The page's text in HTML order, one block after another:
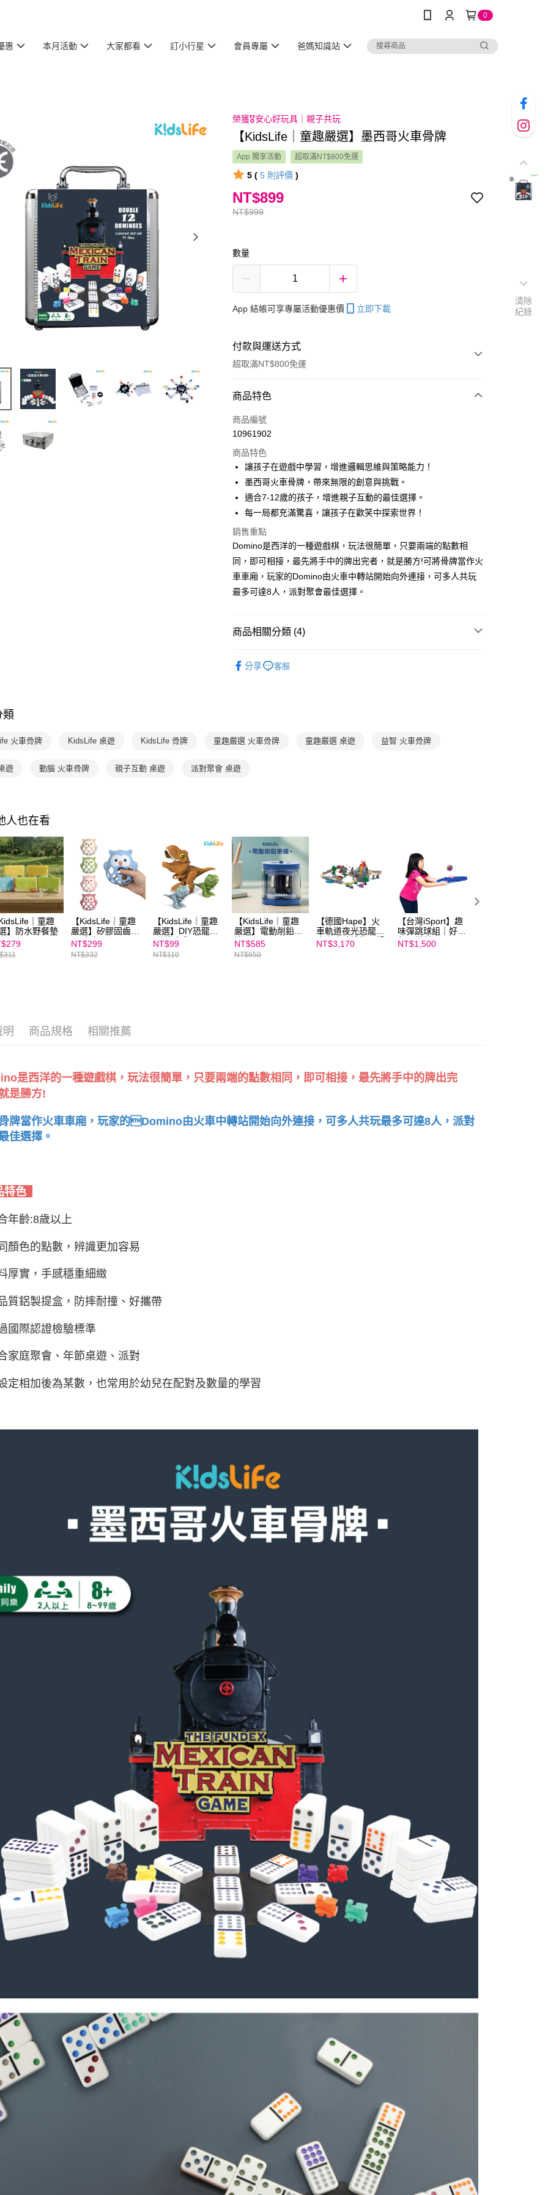
0
惠 本月活動 大家都看 訂小行星 會員專屬 爸媽知識站
榮獲🎖️安心好玩具｜親子共玩
【KidsLife｜童趣嚴選】墨西哥火車骨牌
App 獨享活動 超取滿NT$800免運
5 ( 5 則評價 )
NT$999
NT$899
數量
App 結帳可享專屬活動優惠價 立即下載
付款與運送方式
超取滿NT$800免運
付款方式
信用卡一次付款
Apple Pay
大哥付你分期
相關說明
【大哥付你分期使用說明】
2.付款方式選擇「大哥付你分期」，訂單成立後會自動跳轉到大哥付的交易
流程，驗證手機門號後，選擇欲分期的期數、繳款截止日，確認付款後即
完成交易。
3.實際核准額度、可分期數及費用金額請依後續交易確認頁面所載為準。
4.訂單成立30分鐘內，如未前往確認交易或遇審核未通過，訂單將自動取
消。如遇「轉專審核」未通過狀況，表示未達大哥付你分期系統評分，恕
醒簡訊。
用，由本公司與您本人進行分期帳單所需資料之確認、核對及更正。
相關說明
【關於「AFTEE先享後付」】
AFTEE先享後付是「在收到商品之後才付款」的支付方式。 讓您購物簡單
１．簡單：不需註冊會員、不需綁卡、不需儲值。
２．便利：只要手機號碼，簡訊認證，即可結帳。
【「AFTEE先享後付」結帳流程】
１．於結帳方式選擇「AFTEE先享後付」後，將跳轉至「AFTEE先享後
３．收到繳費通知簡訊後14天內，點擊此簡訊中的連結，可透過四大超商
是否繳費成功／繳費後需取消欲退款等相關疑問，請聯繫「AFTEE先享後
付客戶支援中心」
https://netprotections.freshdesk.com/support/home
【注意事項】
「AFTEE先享後付」，若未經同意申辦者引起之損失，本公司不負相關責
任。
４．使用「AFTEE先享後付」時，將依據個別帳號之用戶狀況，依本公司
即時審查核予不同之上限額度；若仍有額度不足之情形，本公司將視審查
結果請求用戶進行身份認證。
５．嚴禁一人註冊多個帳號或使用他人資訊註冊。若發現惡意使用之情
形，恩沛科技股份有限公司將有權停止該用戶之使用額度並採取法律行
動。
ATM付款
運送方式
每筆NT$70，滿NT$800(含以上)免運費
離島宅配（澎湖、金門、馬祖、小琉球；不適用於郵局i郵箱）
商品特色
商品編號
10961902
商品特色
讓孩子在遊戲中學習，增進邏輯思維與策略能力！
墨西哥火車骨牌，帶來無限的創意與挑戰。
適合7-12歲的孩子，增進親子互動的最佳選擇。
每一局都充滿驚喜，讓孩子在歡笑中探索世界！
銷售重點
Domino是西洋的一種遊戲棋，玩法很簡單，只要兩端的點數相
同，即可相接，最先將手中的牌出完者，就是勝方!可將骨牌當作火
車車廂，玩家的Domino由火車中轉站開始向外連接，可多人共玩
最多可達8人，派對聚會最佳選擇。
商品相關分類 (4)
分享 客服
類
火車骨牌 KidsLife 桌遊 KidsLife 骨牌 童趣嚴選 火車骨牌 童趣嚴選 桌遊 益智 火車骨牌
遊 動腦 火車骨牌 親子互動 桌遊 派對聚會 桌遊
人也在看
｜童趣
】防水野餐墊
【KidsLife｜童趣
嚴選】矽膠固齒玩
具(多色可選)
NT$299
NT$332
【KidsLife｜童趣
嚴選】DIY恐龍蛋
(隨機出貨)
NT$99
NT$110
【KidsLife｜童趣
嚴選】電動削鉛筆
機
NT$585
NT$650
【德國Hape】火
車軌道夜光恐龍組
合｜小孩禮物最暢
銷！
NT$3,170
【台灣iSport】趣
味彈跳球組｜好童
年★樂齡玩具
NT$1,500
明 商品規格 相關推薦
是西洋的一種遊戲棋，玩法很簡單，只要兩端的點數相同，即可相接，最先將手中的牌出完
是勝方!
牌當作火車車廂，玩家的Domino由火車中轉站開始向外連接，可多人共玩最多可達8人，派對
佳選擇。
色
年齡:8歲以上
顏色的點數，辨識更加容易
厚實，手感穩重細緻
質鋁製提盒，防摔耐撞、好攜帶
國際認證檢驗標準
家庭聚會、年節桌遊、派對
定相加後為某數，也常用於幼兒在配對及數量的學習
清除
紀錄